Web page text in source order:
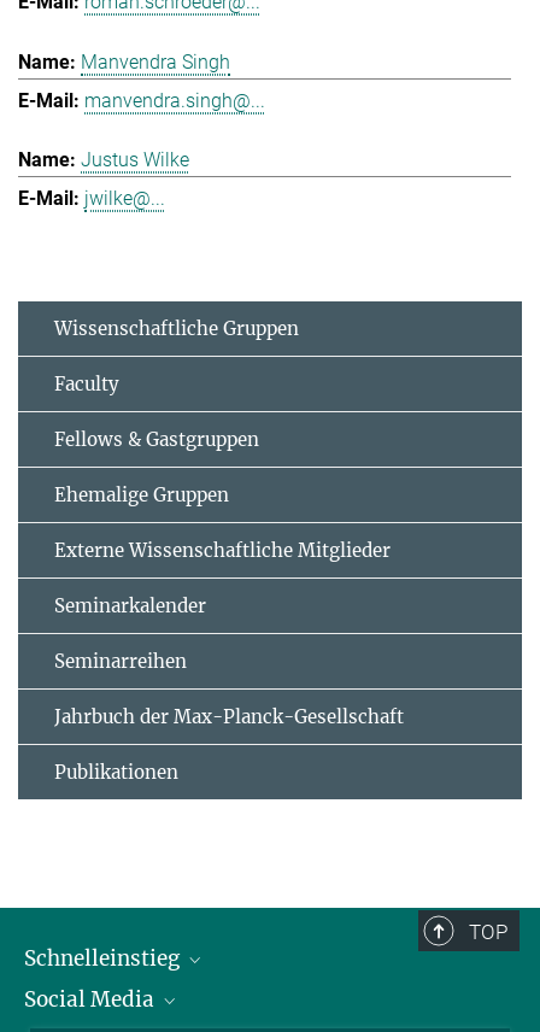
Manvendra Singh
manvendra.singh@...
Justus Wilke
jwilke@...
Wissenschaftliche Gruppen
Faculty
Fellows & Gastgruppen
Ehemalige Gruppen
Externe Wissenschaftliche Mitglieder
Seminarkalender
Seminarreihen
Jahrbuch der Max-Planck-Gesellschaft
Publikationen
TOP
Schnelleinstieg
Alumni
Social Media